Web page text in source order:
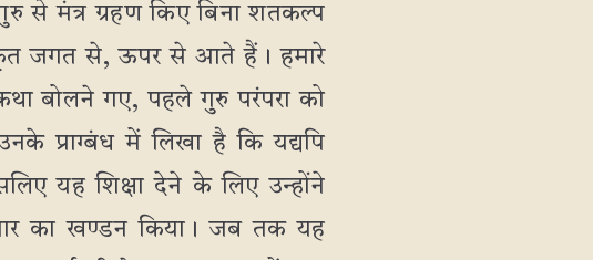
से मंत्र ग्रहण किए बिना शतकल्प
जगत से, ऊपर से आते हैं। हमारे
बोलने गए, पहले गुरु परंपरा को
प्राग्बंध में लिखा है कि यद्यपि
यह शिक्षा देने के लिए उन्होंने
का खण्डन किया। जब तक यह